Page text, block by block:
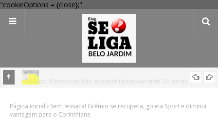
"cookieOptions = {close};"
Balanço: 9 pessoas são assassinadas durante 24 horas em
alerta amarelo de vendaval
Página inicial
Sem ressaca! Grêmio se recupera, goleia Sport e diminui
vantagem para o Corinthians